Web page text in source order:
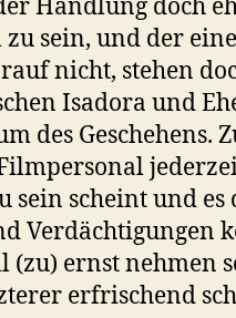
Handlung doch
sein, und der
nicht, stehen
Isadora und
des Geschehens.
sein scheint und
Verdächtigungen
ernst nehmen
erfrischend